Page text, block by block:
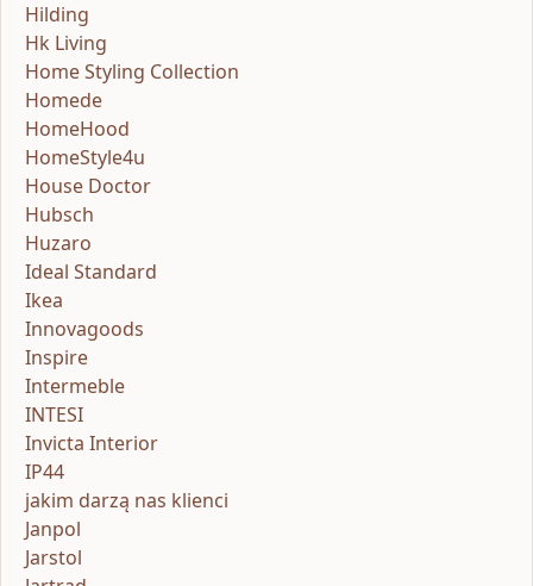
Hilding
Hk Living
Home Styling Collection
Homede
HomeHood
HomeStyle4u
House Doctor
Hubsch
Huzaro
Ideal Standard
Ikea
Innovagoods
Inspire
Intermeble
INTESI
Invicta Interior
IP44
jakim darzą nas klienci
Janpol
Jarstol